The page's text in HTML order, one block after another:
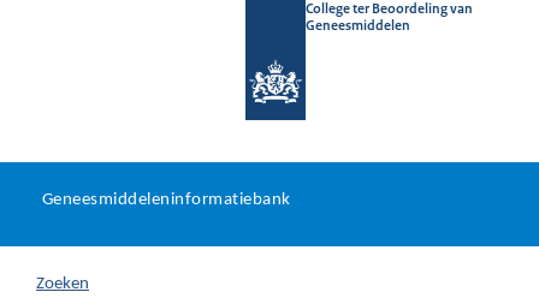
College ter Beoordeling van
Geneesmiddelen
U
hier:
Geneesmiddeleninformatiebank
Zoeken